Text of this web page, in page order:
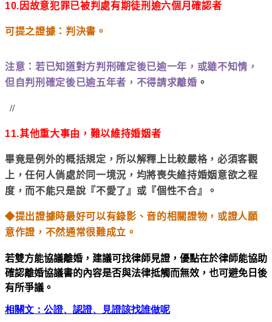
10. 因故意犯罪已被判處有期徒刑逾六個月確認者
可提之證據：判決書。
注意：若已知道對方判刑確定後已逾一年，或雖不知情，
但自判刑確定後已逾五年者，不得請求離婚 。
//
11.其他重大事由，難以維持婚姻者
畢竟是例外的概括規定，所以解釋上比較嚴格，必須客觀
上，任何人倘處於同一境況，均將喪失維持婚姻意欲之程
度，而不能只是說『不愛了』或『個性不合』。
◆提出證據時最好可以有錄影、音的相關證物，或證人願
意作證，不然通常很難成立。
若雙方能協議離婚，建議可找律師見證，優點在於律師能協助
確認離婚協議書的內容是否與法律抵觸而無效，也可避免日後
有所爭議。
相關文： 公證、認證、見證該找誰做呢